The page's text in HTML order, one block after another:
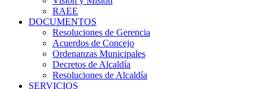
RAEE
DOCUMENTOS
Resoluciones de Gerencia
Acuerdos de Concejo
Ordenanzas Municipales
Decretos de Alcaldía
Resoluciones de Alcaldía
SERVICIOS